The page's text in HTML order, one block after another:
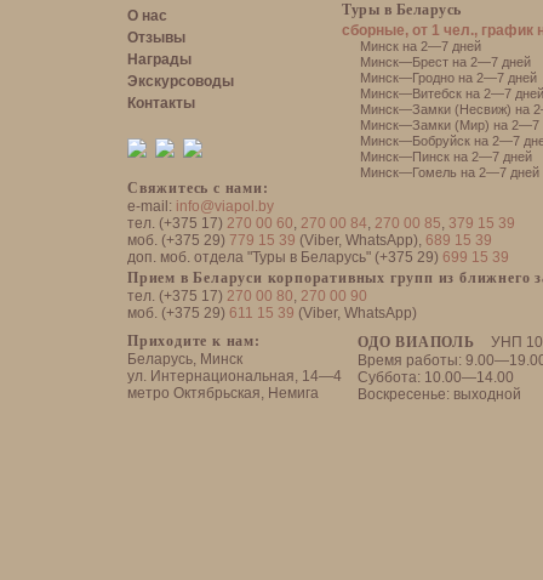
О нас
Отзывы
Награды
Экскурсоводы
Контакты
Свяжитесь с нами:
e-mail: info@viapol.by
тел. (+375 17) 270 00 60, 270 00 84, 270 00 85, 379 15 39
моб. (+375 29) 779 15 39 (Viber, WhatsApp), 689 15 39
доп. моб. отдела "Туры в Беларусь" (+375 29) 699 15 39
Прием в Беларуси корпоративных групп из ближнего
тел. (+375 17) 270 00 80, 270 00 90
моб. (+375 29) 611 15 39 (Viber, WhatsApp)
ОДО ВИАПОЛЬ
УНП
Время работы:
Суббота: 10.00—14.00
Воскресенье: выходной
Приходите к нам:
Беларусь, Минск
ул. Интернациональная, 14—4
метро Октябрьская, Немига
Туры в Беларусь
сборные, от 1 чел., график
Минск на 2—7 дней
Минск—Брест на 2—7 дней
Минск—Гродно на 2—7 дней
Минск—Витебск на 2—7 дней
Минск—Замки (Несвиж) на
Минск—Замки (Мир) на 2—7
Минск—Бобруйск на 2—7
Минск—Пинск на 2—7 дней
Минск—Гомель на 2—7 дней